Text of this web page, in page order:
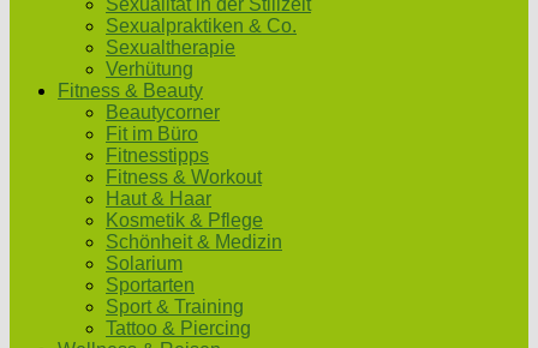
Sexualität in der Stillzeit
Sexualpraktiken & Co.
Sexualtherapie
Verhütung
Fitness & Beauty
Beautycorner
Fit im Büro
Fitnesstipps
Fitness & Workout
Haut & Haar
Kosmetik & Pflege
Schönheit & Medizin
Solarium
Sportarten
Sport & Training
Tattoo & Piercing